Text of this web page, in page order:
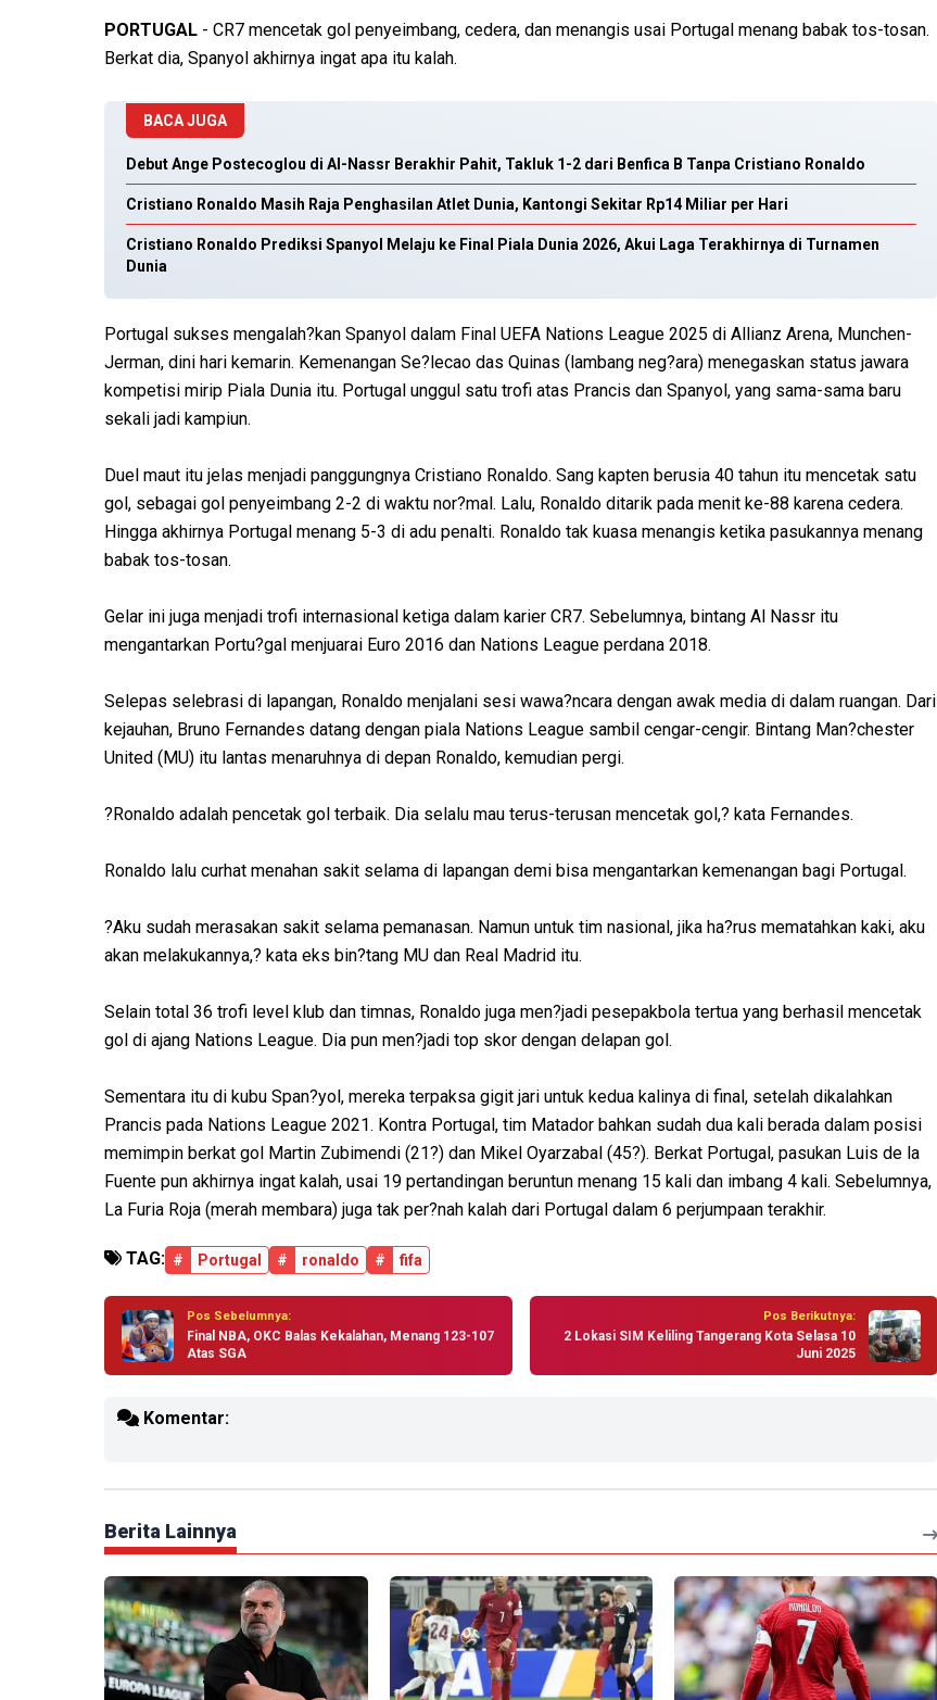
PORTUGAL - CR7 mencetak gol penyeimbang, cedera, dan menangis usai Portugal menang babak tos-tosan.
Berkat dia, Spanyol akhirnya ingat apa itu kalah.
BACA JUGA
Debut Ange Postecoglou di Al-Nassr Berakhir Pahit, Takluk 1-2 dari Benfica B Tanpa Cristiano Ronaldo
Cristiano Ronaldo Masih Raja Penghasilan Atlet Dunia, Kantongi Sekitar Rp14 Miliar per Hari
Cristiano Ronaldo Prediksi Spanyol Melaju ke Final Piala Dunia 2026, Akui Laga Terakhirnya di Turnamen
Dunia
Portugal sukses mengalah?kan Spanyol dalam Final UEFA Nations League 2025 di Allianz Arena, Munchen-
Jerman, dini hari kemarin. Kemenangan Se?lecao das Quinas (lambang neg?ara) menegaskan status jawara
kompetisi mirip Piala Dunia itu. Portugal unggul satu trofi atas Prancis dan Spanyol, yang sama-sama baru
sekali jadi kampiun.
Duel maut itu jelas menjadi panggungnya Cristiano Ronaldo. Sang kapten berusia 40 tahun itu mencetak satu
gol, sebagai gol penyeimbang 2-2 di waktu nor?mal. Lalu, Ronaldo ditarik pada menit ke-88 karena cedera.
Hingga akhirnya Portugal menang 5-3 di adu penalti. Ronaldo tak kuasa menangis ketika pasukannya menang
babak tos-tosan.
Gelar ini juga menjadi trofi internasional ketiga dalam karier CR7. Sebelumnya, bintang Al Nassr itu
mengantarkan Portu?gal menjuarai Euro 2016 dan Nations League perdana 2018.
Selepas selebrasi di lapangan, Ronaldo menjalani sesi wawa?ncara dengan awak media di dalam ruangan. Dari
kejauhan, Bruno Fernandes datang dengan piala Nations League sambil cengar-cengir. Bintang Man?chester
United (MU) itu lantas menaruhnya di depan Ronaldo, kemudian pergi.
?Ronaldo adalah pencetak gol terbaik. Dia selalu mau terus-terusan mencetak gol,? kata Fernandes.
Ronaldo lalu curhat menahan sakit selama di lapangan demi bisa mengantarkan kemenangan bagi Portugal.
?Aku sudah merasakan sakit selama pemanasan. Namun untuk tim nasional, jika ha?rus mematahkan kaki, aku
akan melakukannya,? kata eks bin?tang MU dan Real Madrid itu.
Selain total 36 trofi level klub dan timnas, Ronaldo juga men?jadi pesepakbola tertua yang berhasil mencetak
gol di ajang Nations League. Dia pun men?jadi top skor dengan delapan gol.
Sementara itu di kubu Span?yol, mereka terpaksa gigit jari untuk kedua kalinya di final, setelah dikalahkan
Prancis pada Nations League 2021. Kontra Portugal, tim Matador bahkan sudah dua kali berada dalam posisi
memimpin berkat gol Martin Zubimendi (21?) dan Mikel Oyarzabal (45?). Berkat Portugal, pasukan Luis de la
Fuente pun akhirnya ingat kalah, usai 19 pertandingan beruntun menang 15 kali dan imbang 4 kali. Sebelumnya,
La Furia Roja (merah membara) juga tak per?nah kalah dari Portugal dalam 6 perjumpaan terakhir.
TAG: # Portugal # ronaldo # fifa
Pos Sebelumnya:
Final NBA, OKC Balas Kekalahan, Menang 123-107
Atas SGA
Pos Berikutnya:
2 Lokasi SIM Keliling Tangerang Kota Selasa 10
Juni 2025
Komentar:
Berita Lainnya